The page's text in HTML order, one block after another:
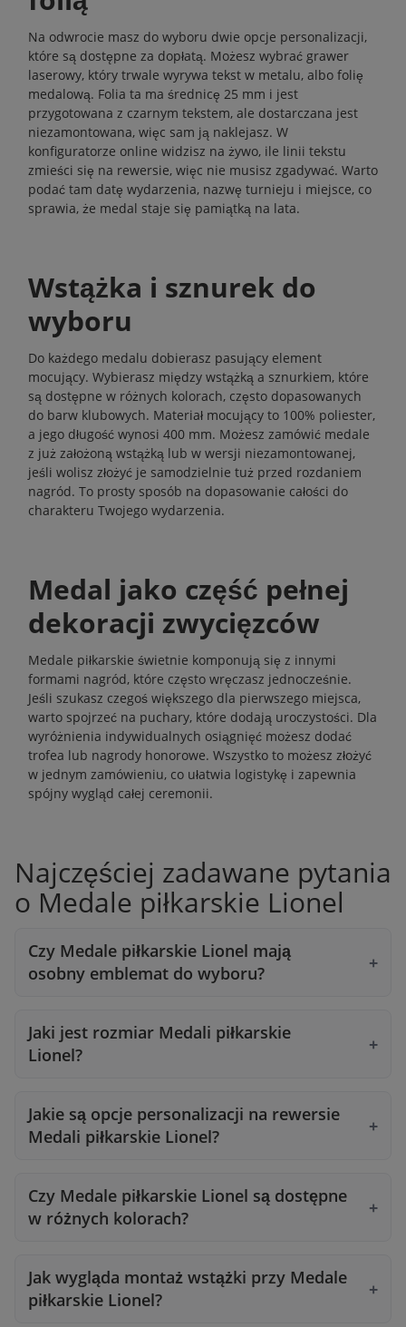
Na odwrocie masz do wyboru dwie opcje personalizacji,
które są dostępne za dopłatą. Możesz wybrać grawer
laserowy, który trwale wyrywa tekst w metalu, albo folię
medalową. Folia ta ma średnicę 25 mm i jest
przygotowana z czarnym tekstem, ale dostarczana jest
niezamontowana, więc sam ją naklejasz. W
konfiguratorze online widzisz na żywo, ile linii tekstu
zmieści się na rewersie, więc nie musisz zgadywać. Warto
podać tam datę wydarzenia, nazwę turnieju i miejsce, co
sprawia, że medal staje się pamiątką na lata.
Wstążka i sznurek do
wyboru
Do każdego medalu dobierasz pasujący element
mocujący. Wybierasz między wstążką a sznurkiem, które
są dostępne w różnych kolorach, często dopasowanych
do barw klubowych. Materiał mocujący to 100% poliester,
a jego długość wynosi 400 mm. Możesz zamówić medale
z już założoną wstążką lub w wersji niezamontowanej,
jeśli wolisz złożyć je samodzielnie tuż przed rozdaniem
nagród. To prosty sposób na dopasowanie całości do
charakteru Twojego wydarzenia.
Medal jako część pełnej
dekoracji zwycięzców
Medale piłkarskie świetnie komponują się z innymi
formami nagród, które często wręczasz jednocześnie.
Jeśli szukasz czegoś większego dla pierwszego miejsca,
warto spojrzeć na puchary, które dodają uroczystości. Dla
wyróżnienia indywidualnych osiągnięć możesz dodać
trofea lub nagrody honorowe. Wszystko to możesz złożyć
w jednym zamówieniu, co ułatwia logistykę i zapewnia
spójny wygląd całej ceremonii.
Najczęściej zadawane pytania
o Medale piłkarskie Lionel
Czy Medale piłkarskie Lionel mają
osobny emblemat do wyboru?
Jaki jest rozmiar Medali piłkarskie
Lionel?
Jakie są opcje personalizacji na rewersie
Medali piłkarskie Lionel?
Czy Medale piłkarskie Lionel są dostępne
w różnych kolorach?
Jak wygląda montaż wstążki przy Medale
piłkarskie Lionel?